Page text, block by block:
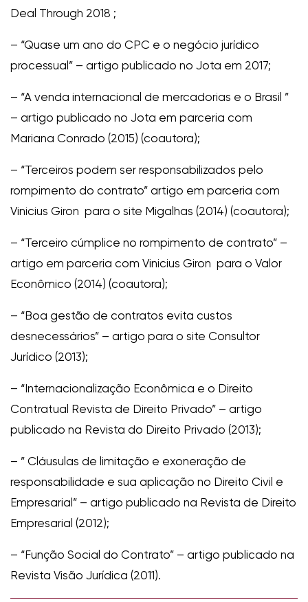
Deal Through 2018 ;
– “Quase um ano do CPC e o negócio jurídico
processual” – artigo publicado no Jota em 2017;
– “A venda internacional de mercadorias e o Brasil ”
– artigo publicado no Jota em parceria com
Mariana Conrado (2015) (coautora);
– “Terceiros podem ser responsabilizados pelo
rompimento do contrato” artigo em parceria com
Vinicius Giron para o site Migalhas (2014) (coautora);
– “Terceiro cúmplice no rompimento de contrato” –
artigo em parceria com Vinicius Giron para o Valor
Econômico (2014) (coautora);
– “Boa gestão de contratos evita custos
desnecessários” – artigo para o site Consultor
Jurídico (2013);
– “Internacionalização Econômica e o Direito
Contratual Revista de Direito Privado” – artigo
publicado na Revista do Direito Privado (2013);
– ” Cláusulas de limitação e exoneração de
responsabilidade e sua aplicação no Direito Civil e
Empresarial” – artigo publicado na Revista de Direito
Empresarial (2012);
– “Função Social do Contrato” – artigo publicado na
Revista Visão Jurídica (2011).